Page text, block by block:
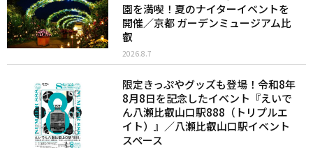
園を満喫！夏のナイターイベントを
開催／京都 ガーデンミュージアム比
叡
2026.8.7
限定きっぷやグッズも登場！令和8年
8月8日を記念したイベント『えいで
ん八瀬比叡山口駅888（トリプルエ
イト）』／八瀬比叡山口駅イベント
スペース